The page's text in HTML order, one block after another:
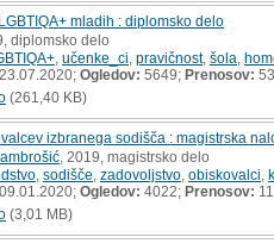
mladih : diplomsko delo
diplomsko delo
učenke_ci pravičnost, šola
23.07.2020; Ogledov: 5649; Prenosov:
(261,40 KB)
izbranega sodišča : magistrska
, 2019, magistrsko delo
sodišče zadovoljstvo obiskovalci
09.01.2020; Ogledov: 4022; Prenosov:
(3,01 MB)